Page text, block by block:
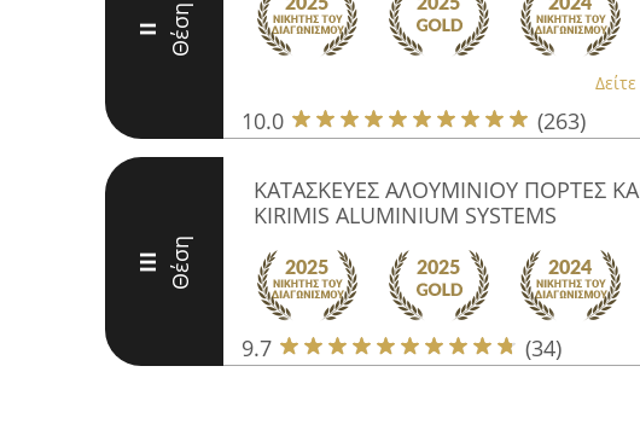
II Θέση
10.0 (263)
III Θέση
ΚΑΤΑΣΚΕΥΕΣ ΑΛΟΥΜΙΝΙΟΥ ΠΟΡΤΕΣ
KIRIMIS ALUMINIUM SYSTEMS
9.7 (34)